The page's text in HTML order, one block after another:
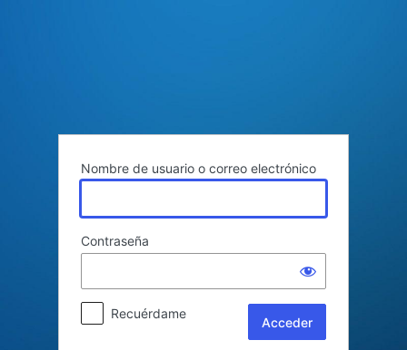
Nombre de usuario o correo electrónico
Contraseña
Recuérdame